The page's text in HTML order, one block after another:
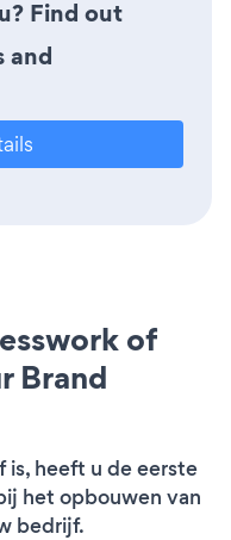
Find out
and
of
Brand
heeft u de eerste
het opbouwen van
bedrijf.